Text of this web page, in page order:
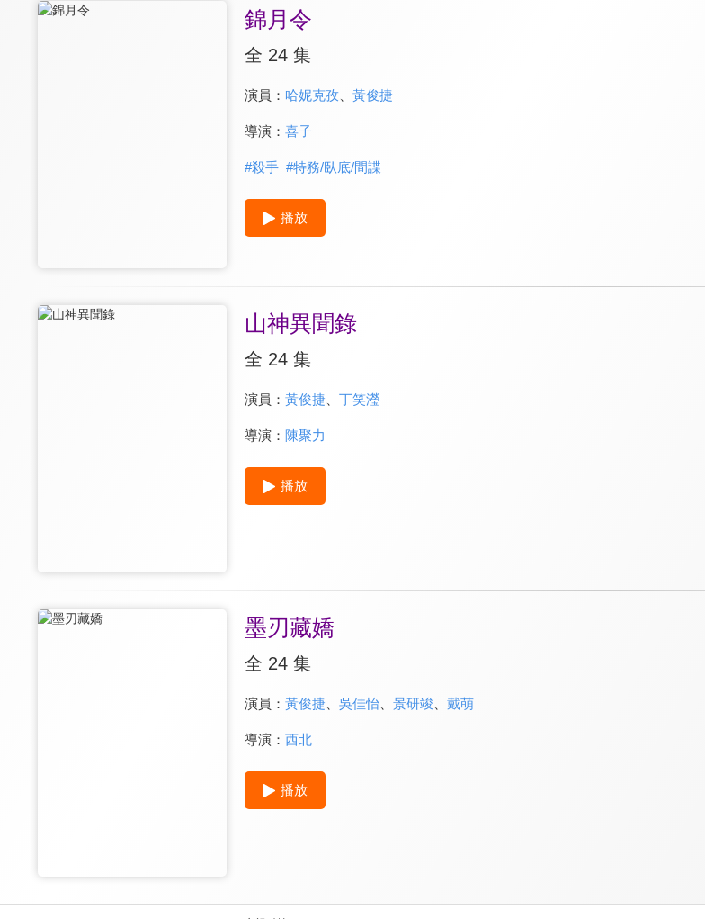
錦月令
全 24 集
演員： 哈妮克孜、 黃俊捷
導演： 喜子
#殺手 #特務/臥底/間諜
播放
山神異聞錄
全 24 集
演員： 黃俊捷 丁笑瀅
導演： 陳聚力
播放
墨刃藏嬌
全 24 集
演員： 黃俊捷 吳佳怡、 景研竣 戴萌
導演： 西北
播放